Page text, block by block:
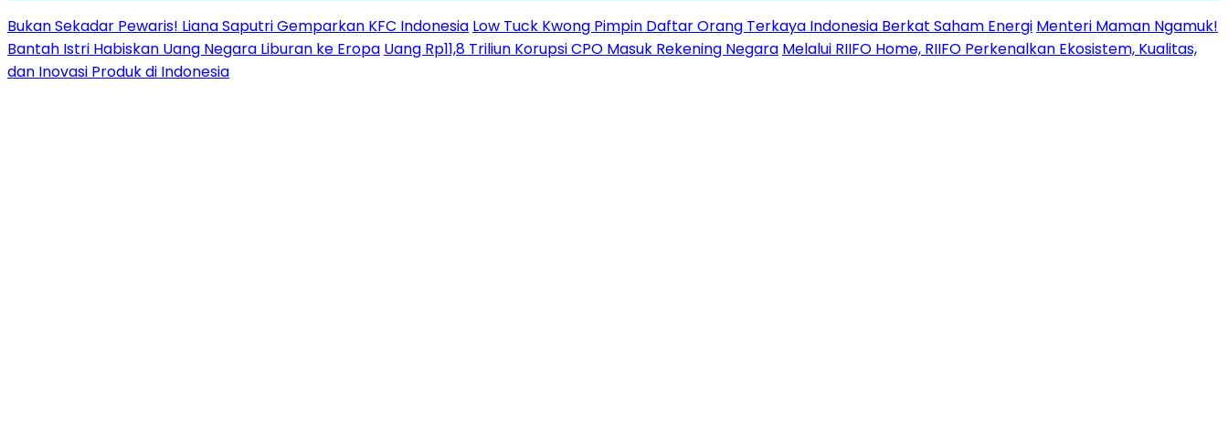
Bukan Sekadar Pewaris! Liana Saputri Gemparkan KFC Indonesia Low Tuck Kwong Pimpin Daftar Orang Terkaya Indonesia Berkat Saham Energi Menteri Maman Ngamuk!
Bantah Istri Habiskan Uang Negara Liburan ke Eropa Uang Rp11,8 Triliun Korupsi CPO Masuk Rekening Negara Melalui RIIFO Home, RIIFO Perkenalkan Ekosistem, Kualitas,
dan Inovasi Produk di Indonesia